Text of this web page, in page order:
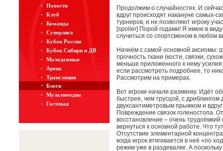
Новости
Клуб
Команда
Суперлига
Кубок России
Кубок Сибири и ДВ
Молодежные
Арена
Трансляция
Блоги
Мультимедиа
Гостевая
Продолжим о случайностях. И
вдруг происходят накануне самых-
турниров, и не позволяют игроку
[spoiler] Порой годами! Я имею в
случиться со спортсменом в любом
Начнём с самой основной аксиомы:
прочность ткани (кости, связки,
меньше приложенного к нему
если рассмотреть подробнее, то
Рассмотрим на примерах.
Вот игроки начали разминку. Идёт
быстрее, чем трусцой, с
двухсантиметровым прыжком и
Повреждение связок голеностопа.
восстановление – очень
вернуться к основной работе. Что
Отсутствие элементарной
когда игрок втягивается в неё «по
режим уже в раздевалке. А